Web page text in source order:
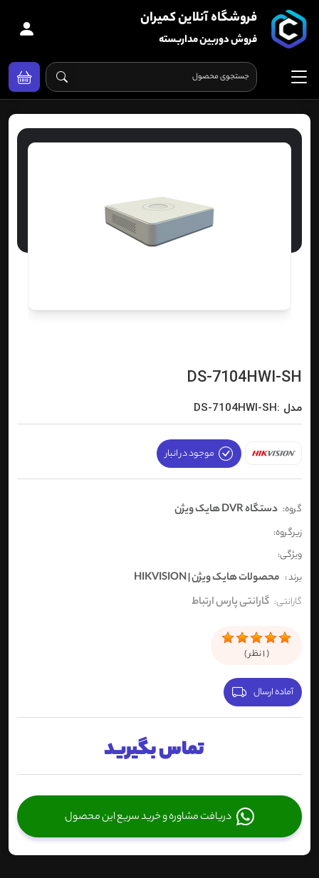
فروشگاه آنلاین کمیران
فروش دوربین مداربسته
DS-7104HWI-SH
مدل :DS-7104HWI-SH
موجود در انبار
گروه: دستگاه DVR هایک ویژن
زیرگروه:
ویژگی:
برند : محصولات هایک ویژن | HIKVISION
گارانتی: گارانتی پارس ارتباط
(
1نظر )
آماده ارسال
تماس بگیرید
دریافت مشاوره و خرید سریع این محصول